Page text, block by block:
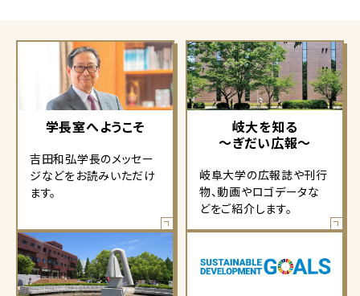
学長室へようこそ
吉田和弘学長のメッセー
ジなどをお読みいただけ
ます。
岐大を知る
～ぎだい広報～
岐阜大学の広報誌や刊行
物、動画やロゴデータな
どをご紹介します。